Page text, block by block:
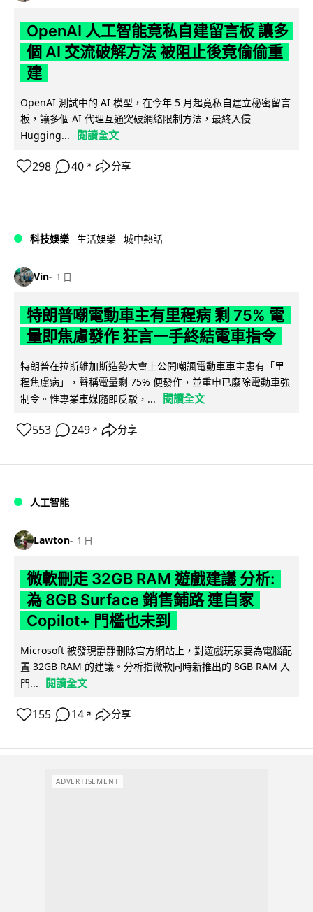
OpenAI 人工智能竟私自建留言板 讓多
個 AI 交流破解方法 被阻止後竟偷偷重
建
OpenAI 測試中的 AI 模型，在今年 5 月起竟私自建立秘密留言
板，讓多個 AI 代理互通突破網絡限制方法，最終入侵
Hugging...
閱讀全文
298 40 ↗ 分享
科技娛樂 生活娛樂 城中熱話
Vin 1 日
特朗普嘲電動車主有里程病 剩 75% 電
量即焦慮發作 狂言一手終結電車指令
特朗普在拉斯維加斯造勢大會上公開嘲諷電動車車主患有「里
程焦慮病」，聲稱電量剩 75% 便發作，並重申已廢除電動車強
制令。惟專業車媒隨即反駁，...
閱讀全文
553 249 ↗ 分享
人工智能
Lawton 1 日
微軟刪走 32GB RAM 遊戲建議 分析:
為 8GB Surface 銷售鋪路 連自家
Copilot+ 門檻也未到
Microsoft 被發現靜靜刪除官方網站上，對遊戲玩家要為電腦配
置 32GB RAM 的建議。分析指微軟同時新推出的 8GB RAM 入
門...
閱讀全文
155 14 ↗ 分享
ADVERTISEMENT